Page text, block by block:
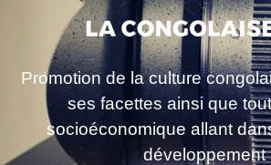
Promotion de la culture
ses facettes ainsi que
socioéconomique allant
développement